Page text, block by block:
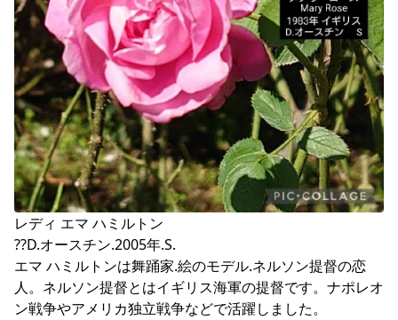
レディ エマ ハミルトン
??D.オースチン.2005年.S.
エマ ハミルトンは舞踊家.絵のモデル.ネルソン提督の恋
人。ネルソン提督とはイギリス海軍の提督です。ナポレオ
ン戦争やアメリカ独立戦争などで活躍しました。